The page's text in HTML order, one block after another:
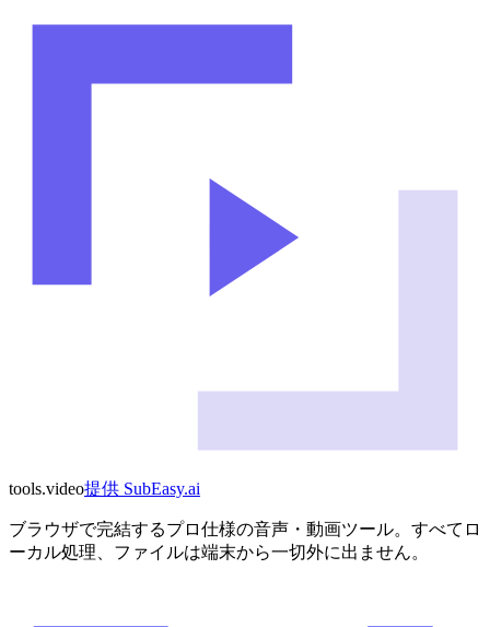
tools.video提供 SubEasy.ai
ブラウザで完結するプロ仕様の音声・動画ツール。すべてロ
ーカル処理、ファイルは端末から一切外に出ません。